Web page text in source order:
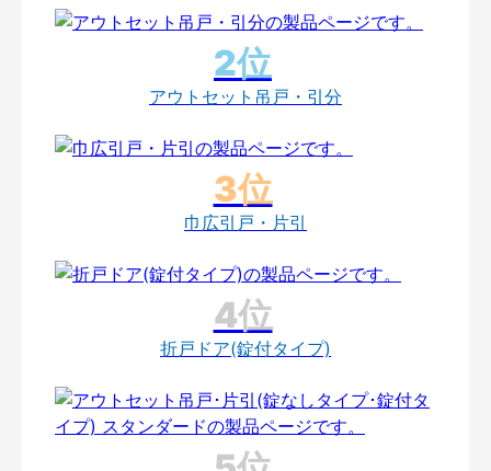
アウトセット吊戸・引分
巾広引戸・片引
折戸ドア(錠付タイプ)